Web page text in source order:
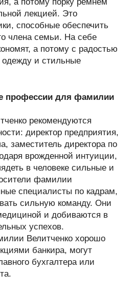
лекцией. Это
способные обеспечить
члена семьи. На себе
а потому с радостью
одежду и стильные
профессии для фамилии
рекомендуются
директор предприятия,
заместитель директора по
врожденной интуиции,
в человеке сильные и
фамилии
специалисты по кадрам,
сильную команду. Они
и добиваются в
успехов.
Велитченко хорошо
банкира, могут
бухгалтера или